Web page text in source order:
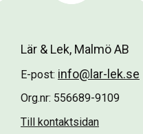
Lär & Lek, Malmö AB
E-post: info@lar-lek.se
Org.nr: 556689-9109
Till kontaktsidan